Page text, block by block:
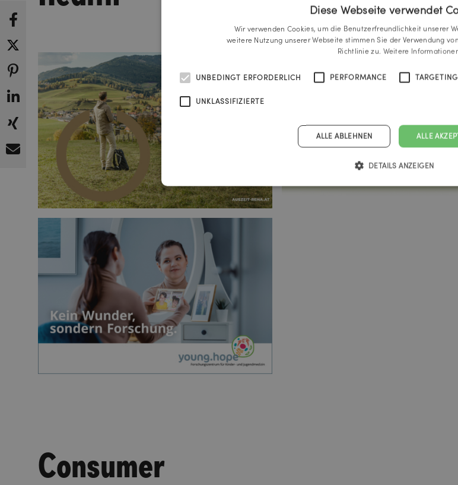
Consumer
Diese Webseite verwendet
Wir verwenden Cookies, um die Benutzerfreundlichkeit unserer
weitere Nutzung unserer Webseite stimmen Sie der Verwendung
Richtlinie zu. Weitere
UNBEDINGT ERFORDERLICH PERFORMANCE TARGETING
UNKLASSIFIZIERTE
ALLE
ALLE ABLEHNEN
DETAILS ANZEIGEN